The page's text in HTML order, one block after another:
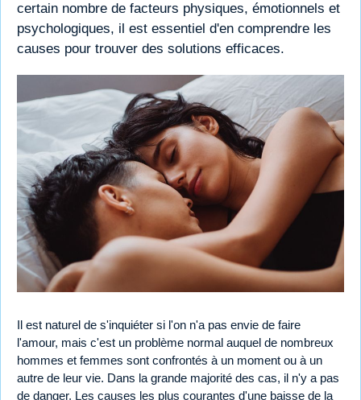
certain nombre de facteurs physiques, émotionnels et
psychologiques, il est essentiel d'en comprendre les
causes pour trouver des solutions efficaces.
Il est naturel de s'inquiéter si l'on n'a pas envie de faire
l'amour, mais c'est un problème normal auquel de nombreux
hommes et femmes sont confrontés à un moment ou à un
autre de leur vie. Dans la grande majorité des cas, il n'y a pas
de danger. Les causes les plus courantes d'une baisse de la